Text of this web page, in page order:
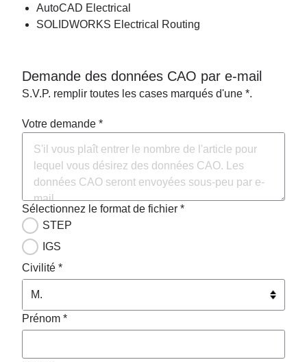
AutoCAD Electrical
SOLIDWORKS Electrical Routing
Demande des données CAO par e-mail
S.V.P. remplir toutes les cases marqués d'une *.
Votre demande *
Sélectionnez le format de fichier *
STEP
IGS
Civilité *
Prénom *